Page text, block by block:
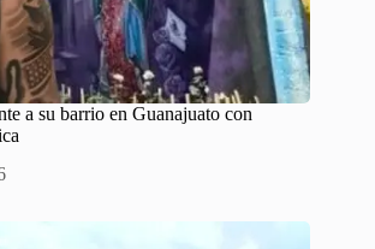
a su barrio en Guanajuato con